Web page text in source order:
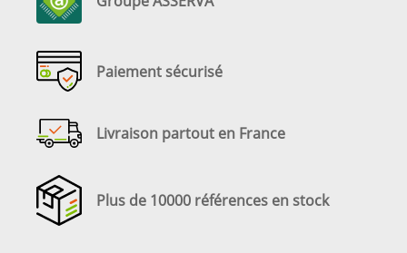
Paiement sécurisé
Livraison partout en France
Plus de 10000 références en stock